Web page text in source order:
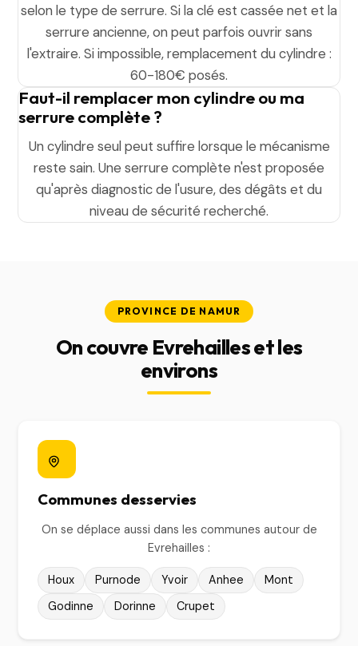
selon le type de serrure. Si la clé est cassée net et la
serrure ancienne, on peut parfois ouvrir sans
l'extraire. Si impossible, remplacement du cylindre :
60-180€ posés.
Faut-il remplacer mon cylindre ou ma
serrure complète ?
Un cylindre seul peut suffire lorsque le mécanisme
reste sain. Une serrure complète n'est proposée
qu'après diagnostic de l'usure, des dégâts et du
niveau de sécurité recherché.
PROVINCE DE NAMUR
On couvre Evrehailles et les
environs
Communes desservies
On se déplace aussi dans les communes autour de
Evrehailles :
Houx Purnode Yvoir Anhee
Mont
Godinne
Dorinne Crupet